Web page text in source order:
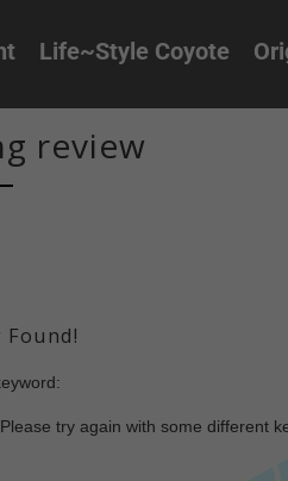
Life~Style Coyote
review
try again with some different